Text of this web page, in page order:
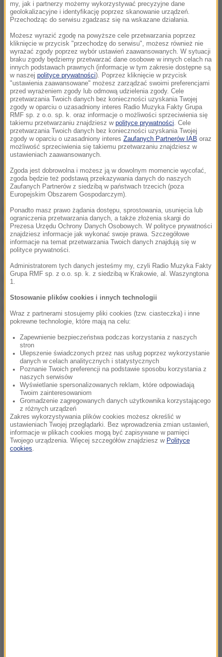
Boeing 737 papuaskich linii lotniczych Air Niugini nie
trafił w pas startowy na lotnisku w miejscowości
Weno i wylądował na lagunie, gdzie natychmiast
zaczął tonąć - podała AFP.
Na nagraniach i zdjęciach zamieszczonych w
mediach społecznościowych widać, jak okoliczni
mieszkańcy udzielają pomocy pasażerom i załodze
samolotu zanurzonego do połowy w wodzie.
my, jak i partnerzy możemy wykorzystywać precyzyjne dane
geolokalizacyjne i identyfikację poprzez skanowanie urządzeń.
Przechodząc do serwisu zgadzasz się na wskazane działania.
Możesz wyrazić zgodę na powyższe cele przetwarzania poprzez
kliknięcie w przycisk "przechodzę do serwisu", możesz również nie
wyrażać zgody poprzez wybór ustawień zaawansowanych. W sytuacji
braku zgody będziemy przetwarzać dane osobowe w innych celach na
innych podstawach prawnych (informacje w tym zakresie dostępne są
w naszej polityce prywatności). Poprzez kliknięcie w przycisk
"ustawienia zaawansowane" możesz zarządzać swoimi preferencjami
przed wyrażeniem zgody lub odmową udzielenia zgody. Cele
przetwarzania Twoich danych bez konieczności uzyskania Twojej
zgody w oparciu o uzasadniony interes Radio Muzyka Fakty Grupa
RMF sp. z o.o. sp. k. oraz informacje o możliwości sprzeciwienia się
takiemu przetwarzaniu znajdziesz w polityce prywatności. Cele
przetwarzania Twoich danych bez konieczności uzyskania Twojej
zgody w oparciu o uzasadniony interes Zaufanych Partnerów IAB oraz
możliwość sprzeciwienia się takiemu przetwarzaniu znajdziesz w
ustawieniach zaawansowanych.
Zgoda jest dobrowolna i możesz ją w dowolnym momencie wycofać,
zgoda będzie też podstawą przekazywania danych do naszych
Zaufanych Partnerów z siedzibą w państwach trzecich (poza
Europejskim Obszarem Gospodarczym).
Ponadto masz prawo żądania dostępu, sprostowania, usunięcia lub
ograniczenia przetwarzania danych, a także złożenia skargi do
Prezesa Urzędu Ochrony Danych Osobowych. W polityce prywatności
znajdziesz informacje jak wykonać swoje prawa. Szczegółowe
informacje na temat przetwarzania Twoich danych znajdują się w
polityce prywatności.
Administratorem tych danych jesteśmy my, czyli Radio Muzyka Fakty
Grupa RMF sp. z o.o. sp. k. z siedzibą w Krakowie, al. Waszyngtona
1.
Stosowanie plików cookies i innych technologii
Wraz z partnerami stosujemy pliki cookies (tzw. ciasteczka) i inne
pokrewne technologie, które mają na celu:
Zapewnienie bezpieczeństwa podczas korzystania z naszych
stron
Ulepszenie świadczonych przez nas usług poprzez wykorzystanie
danych w celach analitycznych i statystycznych
Poznanie Twoich preferencji na podstawie sposobu korzystania z
naszych serwisów
Wyświetlanie spersonalizowanych reklam, które odpowiadają
Twoim zainteresowaniom
Gromadzenie zagregowanych danych użytkownika korzystającego
z różnych urządzeń
Zakres wykorzystywania plików cookies możesz określić w
ustawieniach Twojej przeglądarki. Bez wprowadzenia zmian ustawień,
informacje w plikach cookies mogą być zapisywane w pamięci
Twojego urządzenia. Więcej szczegółów znajdziesz w Polityce
cookies.